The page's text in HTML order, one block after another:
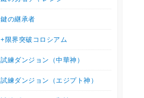
鍵の継承者
+限界突破コロシアム
試練ダンジョン（中華神）
試練ダンジョン（エジプト神）